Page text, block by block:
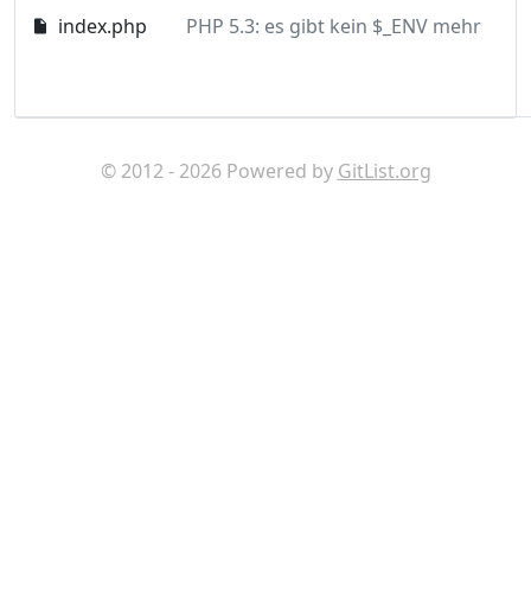
index.php PHP 5.3: es gibt kein $_ENV mehr
© 2012 - 2026 Powered by GitList.org